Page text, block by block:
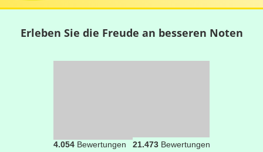
Erleben Sie die Freude an besseren Noten
4.054Bewertungen 21.473Bewertungen